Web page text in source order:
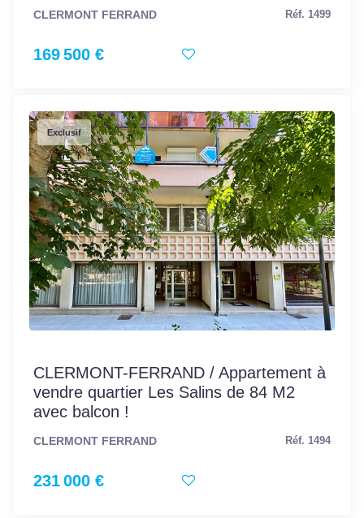
CLERMONT FERRAND Réf. 1499
169 500 €
Exclusif
CLERMONT-FERRAND / Appartement à
vendre quartier Les Salins de 84 M2
avec balcon !
CLERMONT FERRAND Réf. 1494
231 000 €